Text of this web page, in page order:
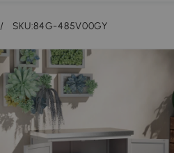
/ SKU:84G-485V00GY